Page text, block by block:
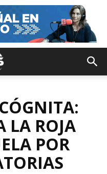
LA ROJA
POR